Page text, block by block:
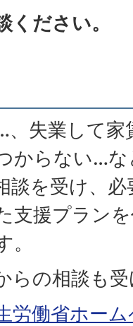
ください。
失業して
からない…
談を受け、
支援プラン
らの相談も
労働省ホー